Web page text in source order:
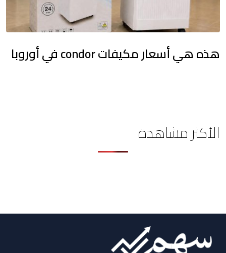
هذه هي أسعار مكيفات condor في أوروبا
الأكثر مشاهدة